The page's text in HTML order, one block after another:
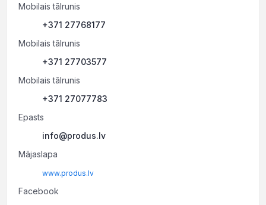
Mobilais tālrunis
+371 27768177
Mobilais tālrunis
+371 27703577
Mobilais tālrunis
+371 27077783
Epasts
info@produs.lv
Mājaslapa
www.produs.lv
Facebook